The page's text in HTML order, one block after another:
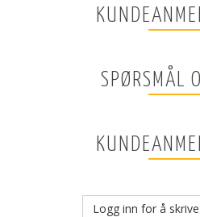
SPØRSMÅL
Logg inn for å